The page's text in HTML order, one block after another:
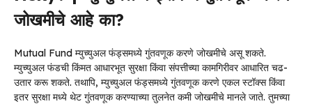
जोखमीचे आहे का?
Mutual Fund म्युच्युअल फंड्समध्ये गुंतवणूक करणे जोखमीचे असू शकते.
म्युच्युअल फंडची किंमत आधारभूत सुरक्षा किंवा संपत्तीच्या कामगिरीवर आधारित चढ-
उतार करू शकते. तथापि, म्युच्युअल फंड्समध्ये गुंतवणूक करणे एकल स्टॉक्स किंवा
इतर सुरक्षा मध्ये थेट गुंतवणूक करण्याच्या तुलनेत कमी जोखमीचे मानले जाते. तुमच्या